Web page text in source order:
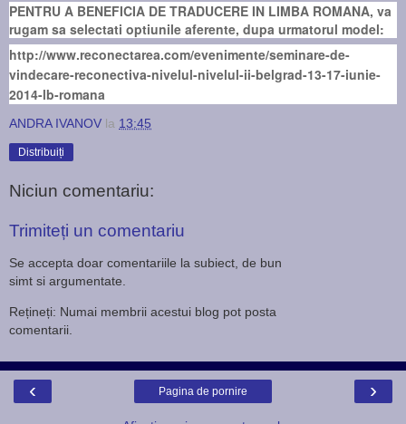
PENTRU A BENEFICIA DE TRADUCERE IN LIMBA ROMANA, va
rugam sa selectati optiunile aferente, dupa urmatorul model:
http://www.reconectarea.com/evenimente/seminare-de-
vindecare-reconectiva-nivelul-nivelul-ii-belgrad-13-17-iunie-
2014-lb-romana
ANDRA IVANOV la 13:45
Distribuiți
Niciun comentariu:
Trimiteți un comentariu
Se accepta doar comentariile la subiect, de bun
simt si argumentate.
Rețineți: Numai membrii acestui blog pot posta
comentarii.
‹ ›
Pagina de pornire